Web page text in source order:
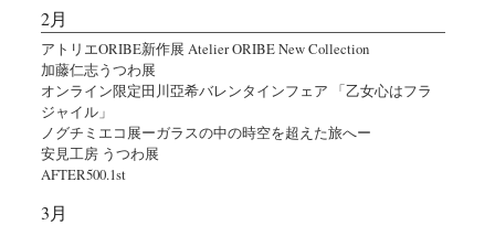
2月
アトリエORIBE新作展 Atelier ORIBE New Collection
加藤仁志うつわ展
オンライン限定田川亞希バレンタインフェア 「乙女心はフラ
ジャイル」
ノグチミエコ展ーガラスの中の時空を超えた旅へー
安見工房 うつわ展
AFTER500.1st
3月